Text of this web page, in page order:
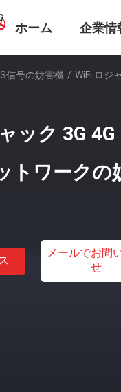
ホーム 企業情
信号の妨害機 / WiFi ロジ
ック 3G
トワークの
メールでお問
せ